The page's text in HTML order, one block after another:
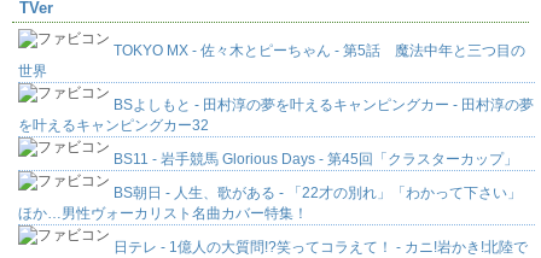
TVer
TOKYO MX - 佐々木とピーちゃん - 第5話 魔法中年と三つ目の
世界
BSよしもと - 田村淳の夢を叶えるキャンピングカー - 田村淳の夢
を叶えるキャンピングカー32
BS11 - 岩手競馬 Glorious Days - 第45回「クラスターカップ」
BS朝日 - 人生、歌がある - 「22才の別れ」「わかって下さい」
ほか…男性ヴォーカリスト名曲カバー特集！
日テレ - 1億人の大質問!?笑ってコラえて！ - カニ!岩かき!北陸で